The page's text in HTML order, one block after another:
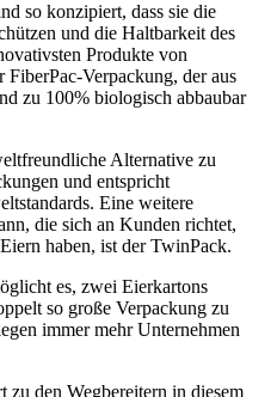
so konzipiert, dass sie die
und die Haltbarkeit des
Produkte von
Verpackung, der aus
zu 100% biologisch abbaubar
Alternative zu
und entspricht
Eine weitere
die sich an Kunden richtet,
haben, ist der TwinPack.
es, zwei Eierkartons
so große Verpackung zu
immer mehr Unternehmen
zu den Wegbereitern in diesem